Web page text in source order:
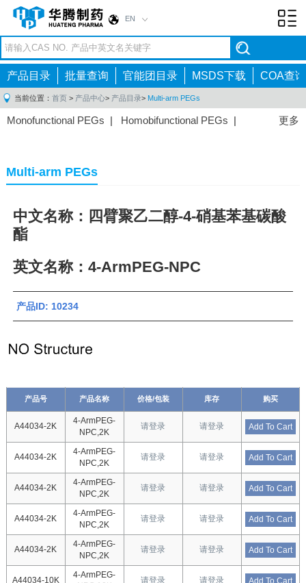
EN
产品目录 批量查询 官能团目录 MSDS下载 COA查询
当前位置： 首页 > 产品中心> 产品目录> Multi-arm PEGs
更多
Monofunctional PEGs | Homobifunctional PEGs |
Multi-arm PEGs
中文名称：四臂聚乙二醇-4-硝基苯基碳酸
酯
英文名称：4-ArmPEG-NPC
产品ID: 10234
产品号 产品名称 价格/包装 库存 购买
A44034-2K
4-ArmPEG-
NPC,2K
请登录 请登录 Add To Cart
A44034-2K
4-ArmPEG-
NPC,2K
请登录 请登录 Add To Cart
A44034-2K
4-ArmPEG-
NPC,2K
请登录 请登录 Add To Cart
A44034-2K
4-ArmPEG-
NPC,2K
请登录 请登录 Add To Cart
A44034-2K
4-ArmPEG-
NPC,2K
请登录 请登录 Add To Cart
A44034-10K
4-ArmPEG-
请登录 请登录